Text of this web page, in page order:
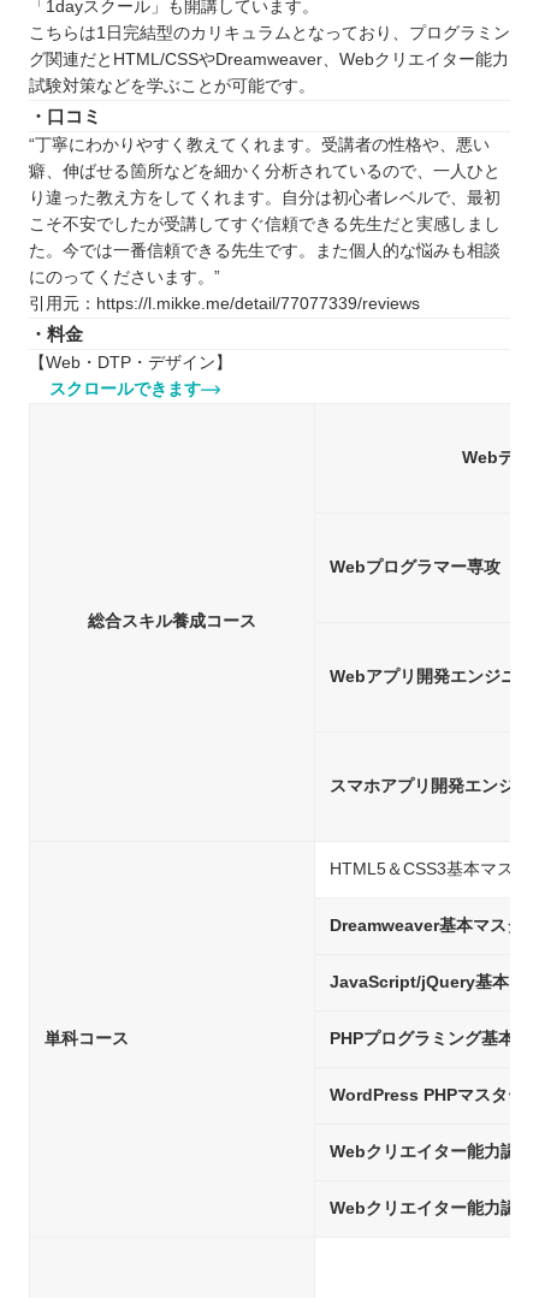
「1dayスクール」も開講しています。
こちらは1日完結型のカリキュラムとなっており、プログラミン
グ関連だとHTML/CSSやDreamweaver、Webクリエイター能力
試験対策などを学ぶことが可能です。
・口コミ
“丁寧にわかりやすく教えてくれます。受講者の性格や、悪い
癖、伸ばせる箇所などを細かく分析されているので、一人ひと
り違った教え方をしてくれます。自分は初心者レベルで、最初
こそ不安でしたが受講してすぐ信頼できる先生だと実感しまし
た。今では一番信頼できる先生です。また個人的な悩みも相談
にのってくださいます。”
引用元：https://l.mikke.me/detail/77077339/reviews
・料金
【Web・DTP・デザイン】
スクロールできます
総合スキル養成コース
Webデザ
Webプログラマー専攻
Webアプリ開発エンジニア
スマホアプリ開発エンジニ
単科コース
HTML5＆CSS3基本マスタ
Dreamweaver基本マスター
JavaScript/jQuery基本マ
PHPプログラミング基本マ
WordPress PHPマスター
Webクリエイター能力認
Webクリエイター能力認